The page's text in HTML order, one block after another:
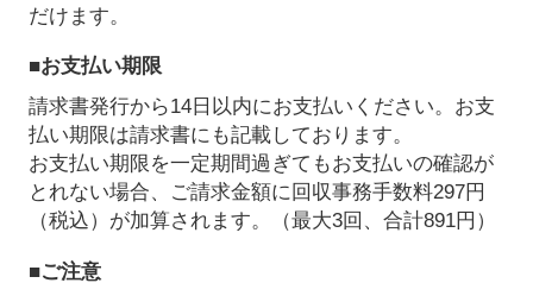
だけます。
■お支払い期限
請求書発行から14日以内にお支払いください。お支
払い期限は請求書にも記載しております。
お支払い期限を一定期間過ぎてもお支払いの確認が
とれない場合、ご請求金額に回収事務手数料297円
（税込）が加算されます。（最大3回、合計891円）
■ご注意